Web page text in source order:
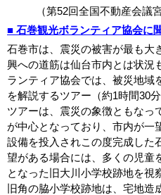
（第52回全国不動産会議
■ 石巻観光ボランティア協会に
石巻市は、震災の被害が最も大
興への道筋は仙台市内とは状況
ランティア協会では、被災地域
を解説するツアー（約1時間30
ツアーは、震災の象徴ともなっ
が中心となっており、市内が一
設備を投入されこの度完成した
望がある場合には、多くの児童
となった旧大川小学校跡地を視
旧角の脇小学校跡地は、宅地